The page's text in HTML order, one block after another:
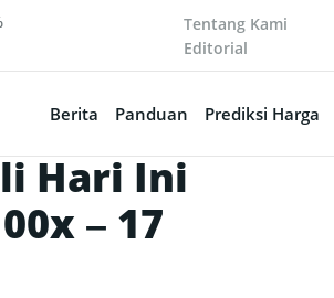
Tentang Kami
Editorial
Berita Panduan Prediksi Harga
Hari Ini
– 17